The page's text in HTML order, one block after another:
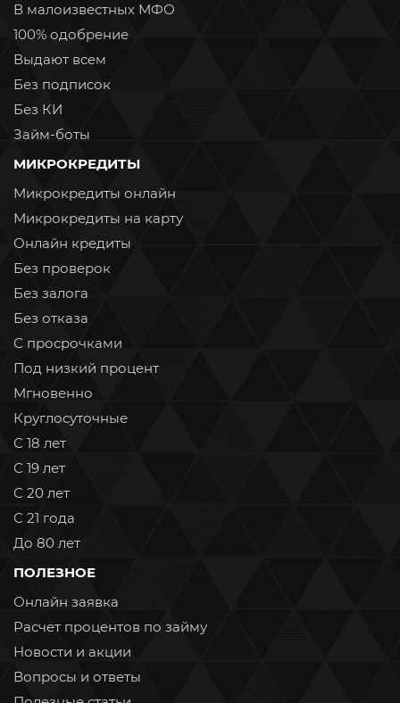
В малоизвестных МФО
100% одобрение
Выдают всем
Без подписок
Без КИ
Займ-боты
МИКРОКРЕДИТЫ
Микрокредиты онлайн
Микрокредиты на карту
Онлайн кредиты
Без проверок
Без залога
Без отказа
С просрочками
Под низкий процент
Мгновенно
Круглосуточные
С 18 лет
С 19 лет
С 20 лет
С 21 года
До 80 лет
ПОЛЕЗНОЕ
Онлайн заявка
Расчет процентов по займу
Новости и акции
Вопросы и ответы